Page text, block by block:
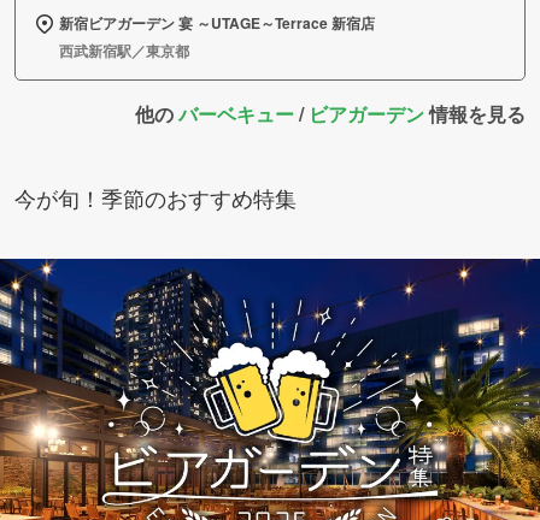
新宿ビアガーデン 宴 ～UTAGE～Terrace 新宿店
西武新宿駅／東京都
他のバーベキュー/ ビアガーデン情報を見る
今が旬！季節のおすすめ特集